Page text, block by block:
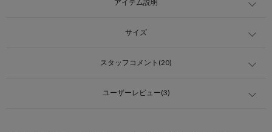
アイテム説明
サイズ
スタッフコメント(20)
ユーザーレビュー(3)